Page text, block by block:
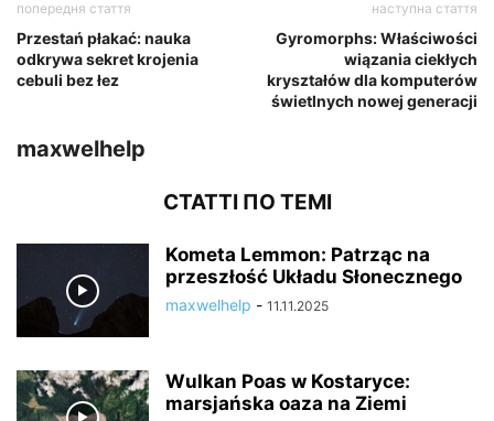
попередня стаття
Przestań płakać: nauka
odkrywa sekret krojenia
cebuli bez łez
наступна стаття
Gyromorphs: Właściwości
wiązania ciekłych
kryształów dla komputerów
świetlnych nowej generacji
maxwelhelp
СТАТТІ ПО ТЕМІ
Kometa Lemmon: Patrząc na
przeszłość Układu Słonecznego
maxwelhelp - 11.11.2025
Wulkan Poas w Kostaryce:
marsjańska oaza na Ziemi